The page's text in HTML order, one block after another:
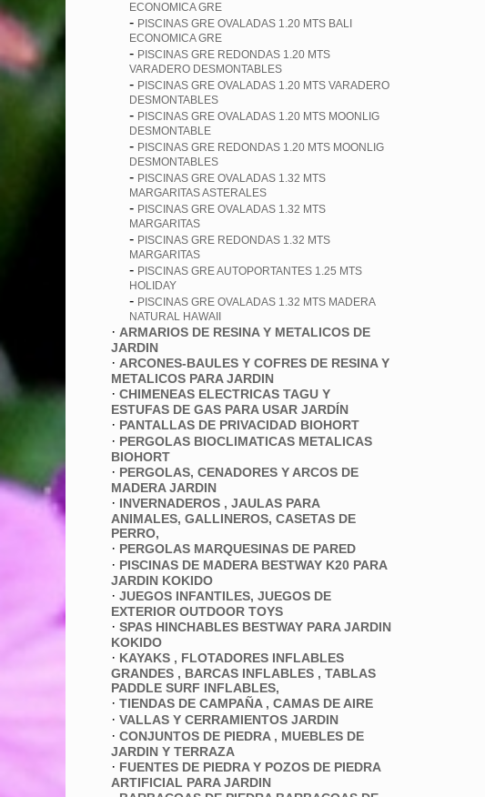
ECONOMICA GRE
- PISCINAS GRE OVALADAS 1.20 MTS BALI
ECONOMICA GRE
- PISCINAS GRE REDONDAS 1.20 MTS
VARADERO DESMONTABLES
- PISCINAS GRE OVALADAS 1.20 MTS VARADERO
DESMONTABLES
- PISCINAS GRE OVALADAS 1.20 MTS MOONLIG
DESMONTABLE
- PISCINAS GRE REDONDAS 1.20 MTS MOONLIG
DESMONTABLES
- PISCINAS GRE OVALADAS 1.32 MTS
MARGARITAS ASTERALES
- PISCINAS GRE OVALADAS 1.32 MTS
MARGARITAS
- PISCINAS GRE REDONDAS 1.32 MTS
MARGARITAS
- PISCINAS GRE AUTOPORTANTES 1.25 MTS
HOLIDAY
- PISCINAS GRE OVALADAS 1.32 MTS MADERA
NATURAL HAWAII
· ARMARIOS DE RESINA Y METALICOS DE
JARDIN
· ARCONES-BAULES Y COFRES DE RESINA Y
METALICOS PARA JARDIN
· CHIMENEAS ELECTRICAS TAGU Y
ESTUFAS DE GAS PARA USAR JARDÍN
· PANTALLAS DE PRIVACIDAD BIOHORT
· PERGOLAS BIOCLIMATICAS METALICAS
BIOHORT
· PERGOLAS, CENADORES Y ARCOS DE
MADERA JARDIN
· INVERNADEROS , JAULAS PARA
ANIMALES, GALLINEROS, CASETAS DE
PERRO,
· PERGOLAS MARQUESINAS DE PARED
· PISCINAS DE MADERA BESTWAY K20 PARA
JARDIN KOKIDO
· JUEGOS INFANTILES, JUEGOS DE
EXTERIOR OUTDOOR TOYS
· SPAS HINCHABLES BESTWAY PARA JARDIN
KOKIDO
· KAYAKS , FLOTADORES INFLABLES
GRANDES , BARCAS INFLABLES , TABLAS
PADDLE SURF INFLABLES,
· TIENDAS DE CAMPAÑA , CAMAS DE AIRE
· VALLAS Y CERRAMIENTOS JARDIN
· CONJUNTOS DE PIEDRA , MUEBLES DE
JARDIN Y TERRAZA
· FUENTES DE PIEDRA Y POZOS DE PIEDRA
ARTIFICIAL PARA JARDIN